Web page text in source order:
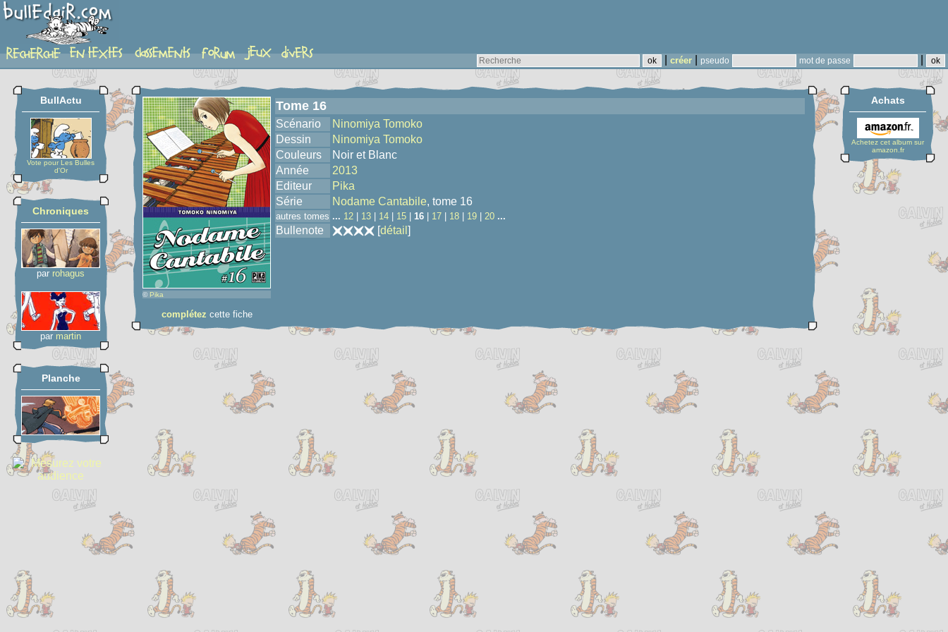
créer pseudo mot de passe
album
BullActu
Vote pour Les Bulles
d'Or
Chroniques
par rohagus
par martin
Planche
© Pika
complétez cette fiche
Tome 16
Scénario
Ninomiya Tomoko
Dessin
Ninomiya Tomoko
Couleurs
Noir et Blanc
Année
2013
Editeur
Pika
Série
Nodame Cantabile, tome 16
autres tomes ... 12 13 14 15 16 17 18 19 20 ...
Bullenote [détail ]
Achats
Achetez cet album sur
amazon.fr